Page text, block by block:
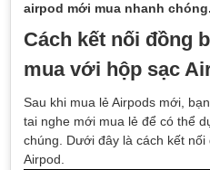
airpod mới mua nhanh chóng.
Cách kết nối đồng
mua với hộp sạc
Sau khi mua lẻ Airpods mới,
tai nghe mới mua lẻ để có thể
chúng. Dưới đây là cách kết
Airpod.